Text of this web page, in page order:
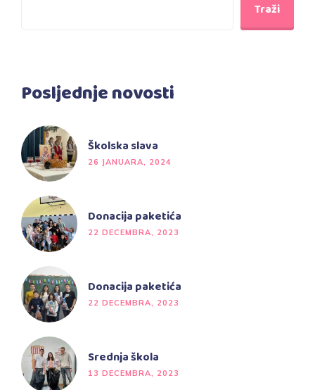
Traži
Posljednje novosti
Školska slava
26 JANUARA, 2024
Donacija paketića
22 DECEMBRA, 2023
Donacija paketića
22 DECEMBRA, 2023
Srednja škola
13 DECEMBRA, 2023